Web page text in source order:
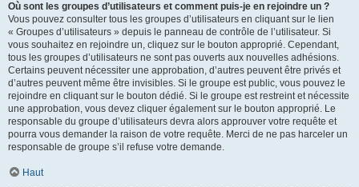
Où sont les groupes d’utilisateurs et comment puis-je en rejoindre un ?
Vous pouvez consulter tous les groupes d’utilisateurs en cliquant sur le lien
« Groupes d’utilisateurs » depuis le panneau de contrôle de l’utilisateur. Si
vous souhaitez en rejoindre un, cliquez sur le bouton approprié. Cependant,
tous les groupes d’utilisateurs ne sont pas ouverts aux nouvelles adhésions.
Certains peuvent nécessiter une approbation, d’autres peuvent être privés et
d’autres peuvent même être invisibles. Si le groupe est public, vous pouvez le
rejoindre en cliquant sur le bouton dédié. Si le groupe est restreint et nécessite
une approbation, vous devez cliquer également sur le bouton approprié. Le
responsable du groupe d’utilisateurs devra alors approuver votre requête et
pourra vous demander la raison de votre requête. Merci de ne pas harceler un
responsable de groupe s’il refuse votre demande.
Haut